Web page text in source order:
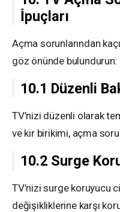
İpuçları
Açma sorunlarından
göz önünde bulundurun:
10.1 Düzenli
TV’nizi düzenli olarak
ve kir birikimi, açma
10.2 Surge
TV’nizi surge koruyucu
değişikliklerine karşı